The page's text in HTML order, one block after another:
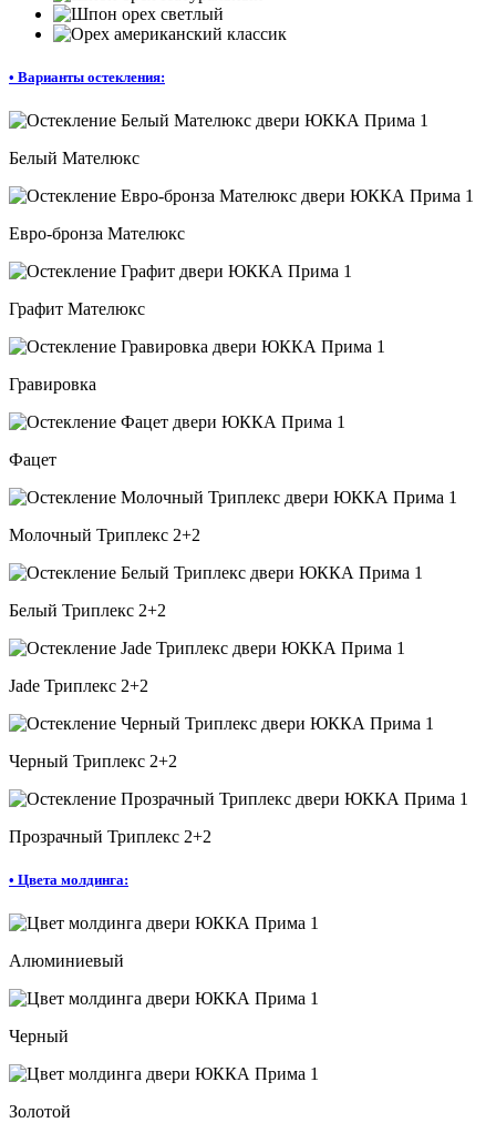
• Варианты остекления:
Белый Мателюкс
Евро-бронза Мателюкс
Графит Мателюкс
Гравировка
Фацет
Молочный Триплекс 2+2
Белый Триплекс 2+2
Jade Триплекс 2+2
Черный Триплекс 2+2
Прозрачный Триплекс 2+2
• Цвета молдинга:
Алюминиевый
Черный
Золотой